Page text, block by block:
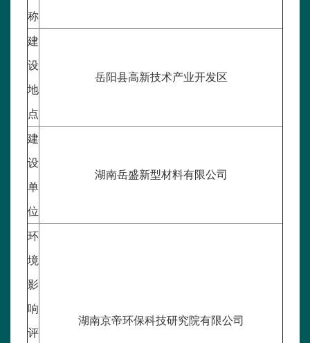
称
建
设
地
点
岳阳县高新技术产业开发区
建
设
单
位
湖南岳盛新型材料有限公司
环
境
影
响
评
湖南京帝环保科技研究院有限公司